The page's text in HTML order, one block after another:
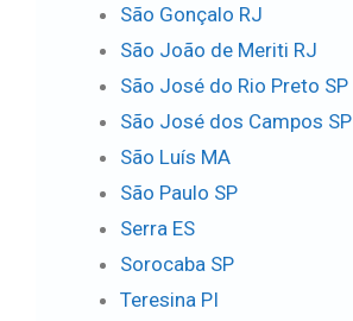
São Gonçalo RJ
São João de Meriti RJ
São José do Rio Preto SP
São José dos Campos SP
São Luís MA
São Paulo SP
Serra ES
Sorocaba SP
Teresina PI